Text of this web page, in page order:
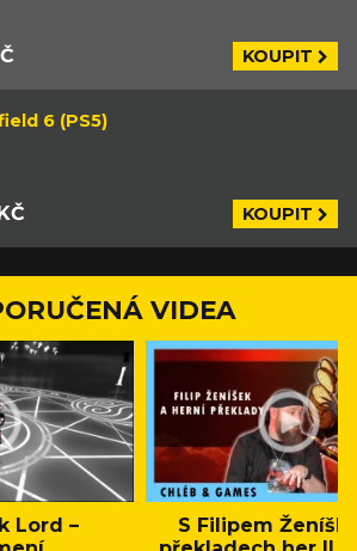
KOUPIT
6 (PS5)
KOUPIT
VIDEA
Lord –
S Filipem